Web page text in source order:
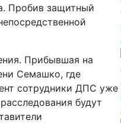
Пробив защитный
Прибывшая на
Семашко, где
сотрудники ДПС уже
будут